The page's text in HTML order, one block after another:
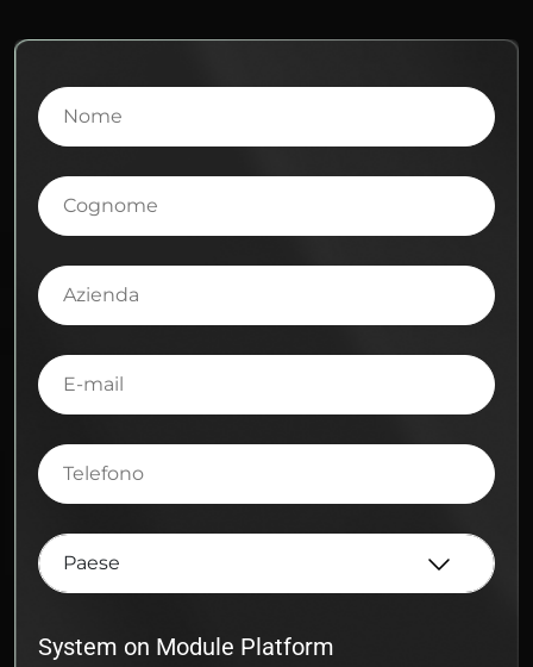
Nome
Cognome
Azienda
E-
mail
Telefono
System on Module Platform